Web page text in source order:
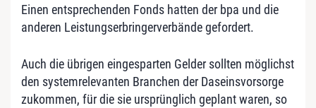
Einen entsprechenden Fonds hatten der bpa und die
anderen Leistungserbringerverbände gefordert.
Auch die übrigen eingesparten Gelder sollten möglichst
den systemrelevanten Branchen der Daseinsvorsorge
zukommen, für die sie ursprünglich geplant waren, so